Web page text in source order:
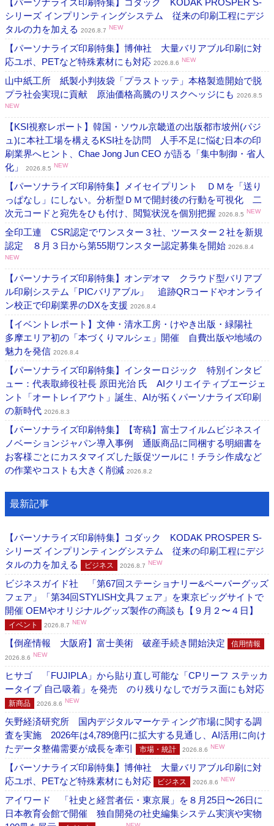
【パーソナライズ印刷特集】コダック KODAK PROSPER S-
シリーズ インプリンティングシステム 従来の印刷工程にデジ
タルの力を加える 2026.8.7 NEW
【パーソナライズ印刷特集】博伸社 大量バリアブル印刷に対
応ユポ、PETなど特殊素材にも対応 2026.8.6 NEW
山中紙工所 紙製小判抜袋「プラストッテ」本格製造開始で脱
プラ社会実現に貢献 原油価格高騰のリスクヘッジにも 2026.8.5
NEW
【KSI視察レポート】韓国・ソウル京畿道の出版都市坡州(パジ
ュ)に本社工場を構えるKSI社を訪問 人手不足に悩む日本の印
刷業界へヒント、Chae Jong Jun CEO が語る「集中制御・省人
化」
2026.8.5 NEW
【パーソナライズ印刷特集】メイセイプリント ＤＭを「送り
っぱなし」にしない。分析型ＤＭで開封後の行動を可視化 二
次元コードと宛先をひも付け、閲覧状況を個別把握 2026.8.5 NEW
全印工連 CSR認定でワンスター３社、ツースター２社を新規
認定 ８月３日から第55期ワンスター認定募集を開始 2026.8.4
NEW
【パーソナライズ印刷特集】オンデオマ クラウド型バリアブ
ル印刷システム「PICバリアブル」 追跡QRコードやオンライ
ン校正で印刷業界のDXを支援 2026.8.4
【イベントレポート】文伸・清水工房・けやき出版・緑陽社
多摩エリア初の「本づくりマルシェ」開催 自費出版や地域の
魅力を発信 2026.8.4
【パーソナライズ印刷特集】インターロジック 特別インタビ
ュー：代表取締役社長 原田光治 氏 AIクリエイティブエージェ
ント「オートレイアウト」誕生、AIが拓くパーソナライズ印刷
の新時代 2026.8.3
【パーソナライズ印刷特集】【寄稿】富士フイルムビジネスイ
ノベーションジャパン導入事例 通販商品に同梱する明細書を
お客様ごとにカスタマイズした販促ツールに！チラシ作成など
の作業やコストも大きく削減 2026.8.2
最新記事
【パーソナライズ印刷特集】コダック KODAK PROSPER S-
シリーズ インプリンティングシステム 従来の印刷工程にデジ
タルの力を加える
ビジネス 2026.8.7 NEW
ビジネスガイド社 「第67回ステーショナリー&ペーパーグッズ
フェア」「第34回STYLISH文具フェア」を東京ビッグサイトで
開催 OEMやオリジナルグッズ製作の商談も【９月２〜４日】
イベント 2026.8.7 NEW
【倒産情報 大阪府】富士美術 破産手続き開始決定 信用情報
2026.8.6 NEW
ヒサゴ 「FUJIPLA」から貼り直し可能な「CPリーフ ステッカ
ータイプ 自己吸着」を発売 のり残りなしでガラス面にも対応
新商品 2026.8.6 NEW
矢野経済研究所 国内デジタルマーケティング市場に関する調
査を実施 2026年は4,789億円に拡大する見通し、AI活用に向け
たデータ整備需要が成長を牽引
市場・統計 2026.8.6 NEW
【パーソナライズ印刷特集】博伸社 大量バリアブル印刷に対
応ユポ、PETなど特殊素材にも対応
ビジネス 2026.8.6 NEW
アイワード 「社史と経営者伝・東京展」を８月25日〜26日に
日本教育会館で開催 独自開発の社史編集システム実演や実物